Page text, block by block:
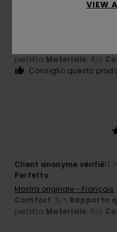
perfetta Materiale: 4/5
Consiglio questo
Client anonyme vérifié
Perfetto
Mostra originale - Français
Comfort: 5/5 Rapporto
perfetta Materiale: 5/5
VIEW